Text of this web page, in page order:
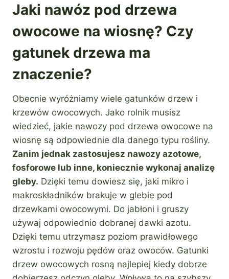
Jaki nawóz pod drzewa
owocowe na wiosnę? Czy
gatunek drzewa ma
znaczenie?
Obecnie wyróżniamy wiele gatunków drzew i
krzewów owocowych. Jako rolnik musisz
wiedzieć, jakie nawozy pod drzewa owocowe na
wiosnę są odpowiednie dla danego typu rośliny.
Zanim jednak zastosujesz nawozy azotowe,
fosforowe lub inne, koniecznie wykonaj analizę
gleby. Dzięki temu dowiesz się, jaki mikro i
makroskładników brakuje w glebie pod
drzewkami owocowymi. Do jabłoni i gruszy
używaj odpowiednio dobranej dawki azotu.
Dzięki temu utrzymasz poziom prawidłowego
wzrostu i rozwoju pędów oraz owoców. Gatunki
drzew owocowych rosną najlepiej kiedy dobrze